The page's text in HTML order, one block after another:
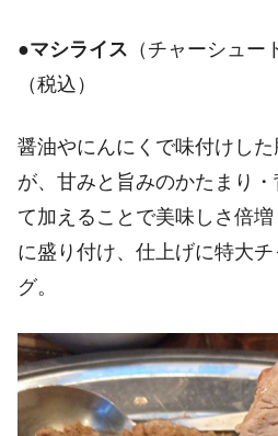
●マシライス （チャーシュ
（税込）
醤油やにんにくで味付けし
が、甘みと旨みのかたまり
て加えることで美味しさ倍
に盛り付け、仕上げに特大
グ。